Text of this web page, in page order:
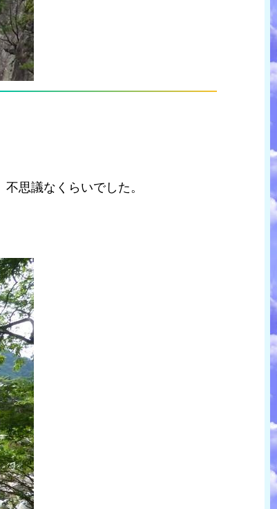
思議なくらいでした。